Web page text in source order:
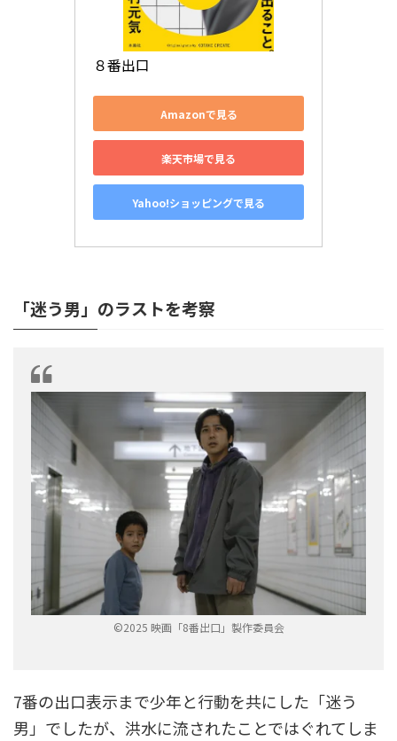
８番出口
Amazonで見る
楽天市場で見る
Yahoo!ショッピングで見る
「迷う男」のラストを考察
©2025 映画「8番出口」製作委員会
7番の出口表示まで少年と行動を共にした「迷う
男」でしたが、洪水に流されたことではぐれてしま